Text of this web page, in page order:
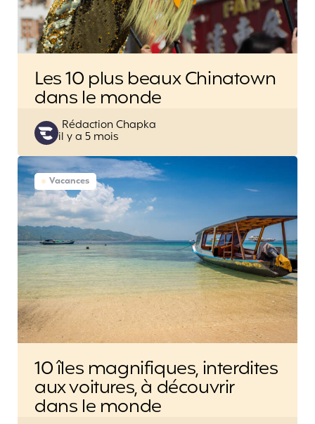
Les 10 plus beaux Chinatown
dans le monde
Posted
by
Rédaction Chapka
il y a 5 mois
Vacances
10 îles magnifiques, interdites
aux voitures, à découvrir
dans le monde